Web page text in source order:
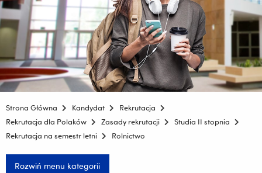
Strona Główna Kandydat
Rekrutacja
Rekrutacja dla Polaków
Zasady rekrutacji
Studia II stopnia
Rekrutacja na semestr letni
Rolnictwo
Rozwiń menu kategorii